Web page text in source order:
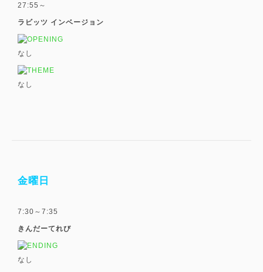
27:55～
ラビッツ インベージョン
なし
なし
金曜日
7:30～7:35
きんだーてれび
なし